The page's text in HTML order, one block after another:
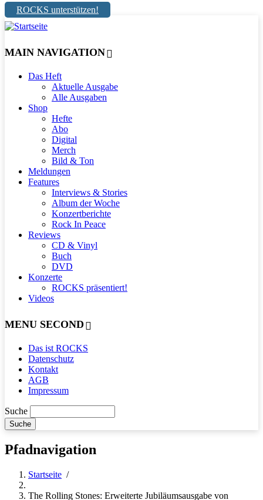
ROCKS unterstützen!
MAIN NAVIGATION
Das Heft
Aktuelle Ausgabe
Alle Ausgaben
Shop
Hefte
Abo
Digital
Merch
Bild & Ton
Meldungen
Features
Interviews & Stories
Album der Woche
Konzertberichte
Rock In Peace
Reviews
CD & Vinyl
Buch
DVD
Konzerte
ROCKS präsentiert!
Videos
MENU SECOND
Das ist ROCKS
Datenschutz
Kontakt
AGB
Impressum
Suche
Pfadnavigation
Startseite /
The Rolling Stones: Erweiterte Jubiläumsausgabe von